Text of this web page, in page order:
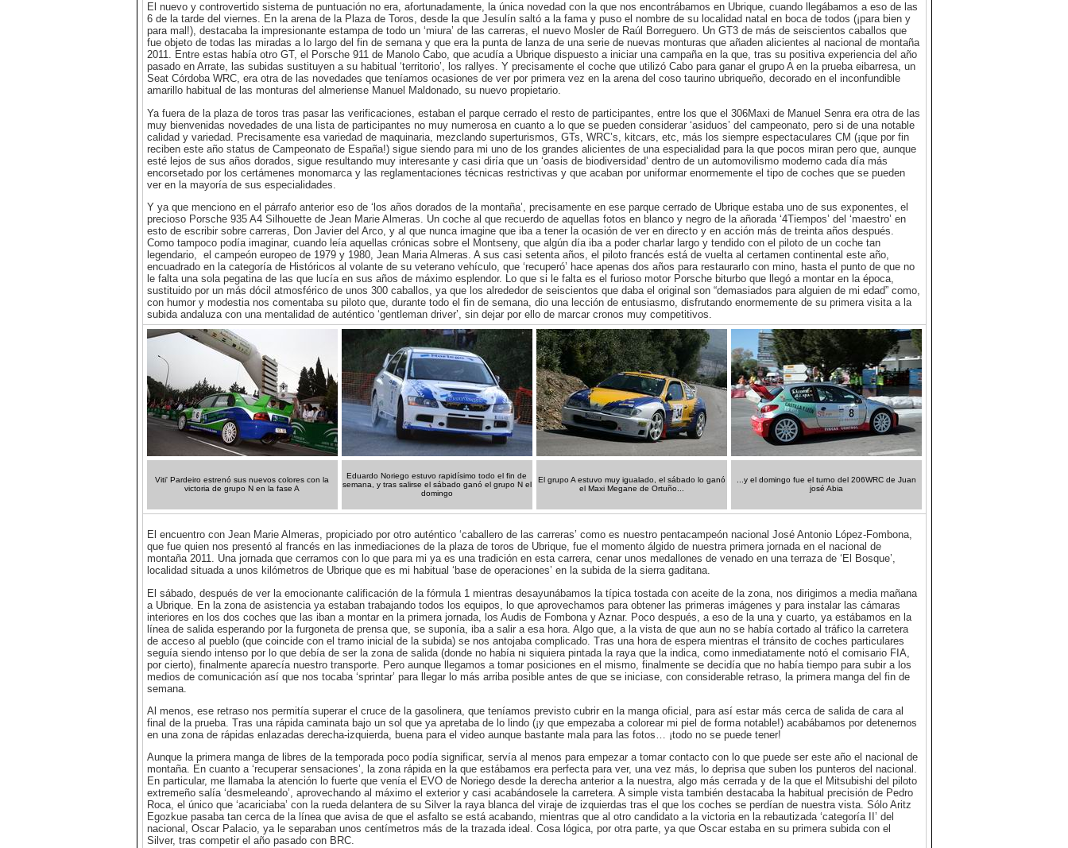
El nuevo y controvertido sistema de puntuación no era, afortunadamente, la única novedad con la que nos encontrábamos en Ubrique, cuando llegábamos a eso de las
6 de la tarde del viernes. En la arena de la Plaza de Toros, desde la que Jesulín saltó a la fama y puso el nombre de su localidad natal en boca de todos (¡para bien y
para mal!), destacaba la impresionante estampa de todo un ‘miura’ de las carreras, el nuevo Mosler de Raúl Borreguero. Un GT3 de más de seiscientos caballos que
fue objeto de todas las miradas a lo largo del fin de semana y que era la punta de lanza de una serie de nuevas monturas que añaden alicientes al nacional de montaña
2011. Entre estas había otro GT, el Porsche 911 de Manolo Cabo, que acudía a Ubrique dispuesto a iniciar una campaña en la que, tras su positiva experiencia del año
pasado en Arrate, las subidas sustituyen a su habitual ‘territorio’, los rallyes. Y precisamente el coche que utilizó Cabo para ganar el grupo A en la prueba eibarresa, un
Seat Córdoba WRC, era otra de las novedades que teníamos ocasiones de ver por primera vez en la arena del coso taurino ubriqueño, decorado en el inconfundible
amarillo habitual de las monturas del almeriense Manuel Maldonado, su nuevo propietario.
Ya fuera de la plaza de toros tras pasar las verificaciones, estaban el parque cerrado el resto de participantes, entre los que el 306Maxi de Manuel Senra era otra de las
muy bienvenidas novedades de una lista de participantes no muy numerosa en cuanto a lo que se pueden considerar ‘asiduos’ del campeonato, pero si de una notable
calidad y variedad. Precisamente esa variedad de maquinaria, mezclando superturismos, GTs, WRC’s, kitcars, etc, más los siempre espectaculares CM (¡que por fin
reciben este año status de Campeonato de España!) sigue siendo para mi uno de los grandes alicientes de una especialidad para la que pocos miran pero que, aunque
esté lejos de sus años dorados, sigue resultando muy interesante y casi diría que un ‘oasis de biodiversidad’ dentro de un automovilismo moderno cada día más
encorsetado por los certámenes monomarca y las reglamentaciones técnicas restrictivas y que acaban por uniformar enormemente el tipo de coches que se pueden
ver en la mayoría de sus especialidades.
Y ya que menciono en el párrafo anterior eso de ‘los años dorados de la montaña’, precisamente en ese parque cerrado de Ubrique estaba uno de sus exponentes, el
precioso Porsche 935 A4 Silhouette de Jean Marie Almeras. Un coche al que recuerdo de aquellas fotos en blanco y negro de la añorada ‘4Tiempos’ del ‘maestro’ en
esto de escribir sobre carreras, Don Javier del Arco, y al que nunca imagine que iba a tener la ocasión de ver en directo y en acción más de treinta años después.
Como tampoco podía imaginar, cuando leía aquellas crónicas sobre el Montseny, que algún día iba a poder charlar largo y tendido con el piloto de un coche tan
legendario, el campeón europeo de 1979 y 1980, Jean Maria Almeras. A sus casi setenta años, el piloto francés está de vuelta al certamen continental este año,
encuadrado en la categoría de Históricos al volante de su veterano vehículo, que ‘recuperó’ hace apenas dos años para restaurarlo con mino, hasta el punto de que no
le falta una sola pegatina de las que lucía en sus años de máximo esplendor. Lo que si le falta es el furioso motor Porsche biturbo que llegó a montar en la época,
sustituido por un más dócil atmosférico de unos 300 caballos, ya que los alrededor de seiscientos que daba el original son “demasiados para alguien de mi edad” como,
con humor y modestia nos comentaba su piloto que, durante todo el fin de semana, dio una lección de entusiasmo, disfrutando enormemente de su primera visita a la
subida andaluza con una mentalidad de auténtico ‘gentleman driver’, sin dejar por ello de marcar cronos muy competitivos.
Viti' Pardeiro estrenó sus nuevos colores con la
victoria de grupo N en la fase A
Eduardo Noriego estuvo rapidísimo todo el fin de
semana, y tras salirse el sábado ganó el grupo N el
domingo
El grupo A estuvo muy igualado, el sábado lo ganó
el Maxi Megane de Ortuño...
...y el domingo fue el turno del 206WRC de Juan
josé Abia
El encuentro con Jean Marie Almeras, propiciado por otro auténtico ‘caballero de las carreras’ como es nuestro pentacampeón nacional José Antonio López-Fombona,
que fue quien nos presentó al francés en las inmediaciones de la plaza de toros de Ubrique, fue el momento álgido de nuestra primera jornada en el nacional de
montaña 2011. Una jornada que cerramos con lo que para mi ya es una tradición en esta carrera, cenar unos medallones de venado en una terraza de ‘El Bosque’,
localidad situada a unos kilómetros de Ubrique que es mi habitual ‘base de operaciones’ en la subida de la sierra gaditana.
El sábado, después de ver la emocionante calificación de la fórmula 1 mientras desayunábamos la típica tostada con aceite de la zona, nos dirigimos a media mañana
a Ubrique. En la zona de asistencia ya estaban trabajando todos los equipos, lo que aprovechamos para obtener las primeras imágenes y para instalar las cámaras
interiores en los dos coches que las iban a montar en la primera jornada, los Audis de Fombona y Aznar. Poco después, a eso de la una y cuarto, ya estábamos en la
línea de salida esperando por la furgoneta de prensa que, se suponía, iba a salir a esa hora. Algo que, a la vista de que aun no se había cortado al tráfico la carretera
de acceso al pueblo (que coincide con el tramo inicial de la subida) se nos antojaba complicado. Tras una hora de espera mientras el tránsito de coches particulares
seguía siendo intenso por lo que debía de ser la zona de salida (donde no había ni siquiera pintada la raya que la indica, como inmediatamente notó el comisario FIA,
por cierto), finalmente aparecía nuestro transporte. Pero aunque llegamos a tomar posiciones en el mismo, finalmente se decidía que no había tiempo para subir a los
medios de comunicación así que nos tocaba ‘sprintar’ para llegar lo más arriba posible antes de que se iniciase, con considerable retraso, la primera manga del fin de
semana.
Al menos, ese retraso nos permitía superar el cruce de la gasolinera, que teníamos previsto cubrir en la manga oficial, para así estar más cerca de salida de cara al
final de la prueba. Tras una rápida caminata bajo un sol que ya apretaba de lo lindo (¡y que empezaba a colorear mi piel de forma notable!) acabábamos por detenernos
en una zona de rápidas enlazadas derecha-izquierda, buena para el video aunque bastante mala para las fotos… ¡todo no se puede tener!
Aunque la primera manga de libres de la temporada poco podía significar, servía al menos para empezar a tomar contacto con lo que puede ser este año el nacional de
montaña. En cuanto a ‘recuperar sensaciones’, la zona rápida en la que estábamos era perfecta para ver, una vez más, lo deprisa que suben los punteros del nacional.
En particular, me llamaba la atención lo fuerte que venía el EVO de Noriego desde la derecha anterior a la nuestra, algo más cerrada y de la que el Mitsubishi del piloto
extremeño salía ‘desmeleando’, aprovechando al máximo el exterior y casi acabándosele la carretera. A simple vista también destacaba la habitual precisión de Pedro
Roca, el único que ‘acariciaba’ con la rueda delantera de su Silver la raya blanca del viraje de izquierdas tras el que los coches se perdían de nuestra vista. Sólo Aritz
Egozkue pasaba tan cerca de la línea que avisa de que el asfalto se está acabando, mientras que al otro candidato a la victoria en la rebautizada ‘categoría II’ del
nacional, Oscar Palacio, ya le separaban unos centímetros más de la trazada ideal. Cosa lógica, por otra parte, ya que Oscar estaba en su primera subida con el
Silver, tras competir el año pasado con BRC.